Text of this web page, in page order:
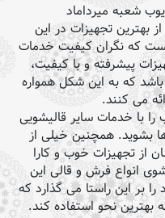
شعبه میرداماد
بهترین تجهیزات در این
که نگران کیفیت خدمات
پیشرفته و با کیفیت،
که به این شکل همواره
می کنند.
با خدمات سایر قالیشویی
بشوید. همچنین خیلی از
از تجهیزات خوب و کارا
انواع فرش و قالی این
بر این راستا می گذارد که
بهترین نحو استفاده کند.